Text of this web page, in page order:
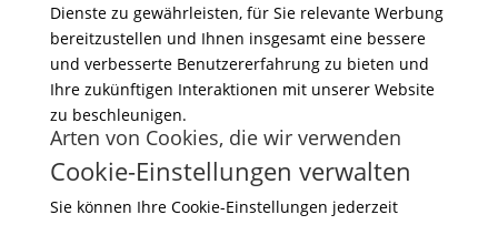
Dienste zu gewährleisten, für Sie relevante Werbung
bereitzustellen und Ihnen insgesamt eine bessere
und verbesserte Benutzererfahrung zu bieten und
Ihre zukünftigen Interaktionen mit unserer Website
zu beschleunigen.
Arten von Cookies, die wir verwenden
Cookie-Einstellungen verwalten
Sie können Ihre Cookie-Einstellungen jederzeit